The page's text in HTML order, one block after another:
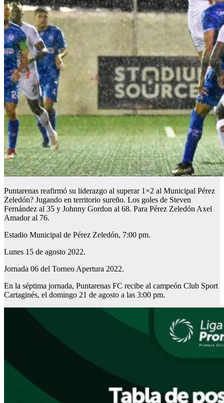
Puntarenas reafirmó su liderazgo al superar 1×2 al Municipal Pérez
Zeledón? Jugando en territorio sureño. Los goles de Steven
Fernández al 35 y Johnny Gordon al 68. Para Pérez Zeledón Axel
Amador al 76.
Estadio Municipal de Pérez Zeledón, 7:00 pm.
Lunes 15 de agosto 2022.
Jornada 06 del Torneo Apertura 2022.
En la séptima jornada, Puntarenas FC recibe al campeón Club Sport
Cartaginés, el domingo 21 de agosto a las 3:00 pm.